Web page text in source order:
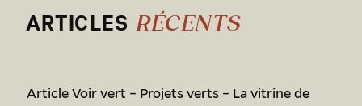
ARTICLES RÉCENTS
Article Voir vert – Projets verts – La vitrine de